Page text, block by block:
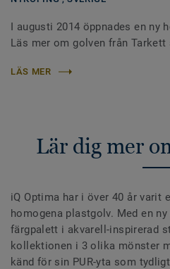
I augusti 2014 öppnades en
Läs mer om golven från
LÄS MER
Lär dig mer
iQ Optima har i över 40 år varit
homogena plastgolv. Med en
färgpalett i akvarell-inspirerad
kollektionen i 3 olika mönster
känd för sin PUR-yta som